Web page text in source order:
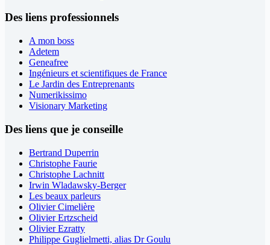
Des liens professionnels
A mon boss
Adetem
Geneafree
Ingénieurs et scientifiques de France
Le Jardin des Entreprenants
Numerikissimo
Visionary Marketing
Des liens que je conseille
Bertrand Duperrin
Christophe Faurie
Christophe Lachnitt
Irwin Wladawsky-Berger
Les beaux parleurs
Olivier Cimelière
Olivier Ertzscheid
Olivier Ezratty
Philippe Guglielmetti, alias Dr Goulu